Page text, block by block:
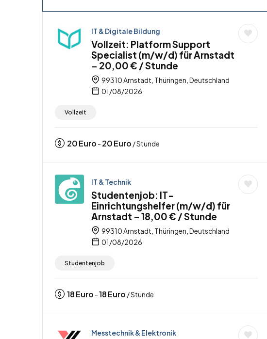
IT & Digitale Bildung
Vollzeit: Platform Support
Specialist (m/w/d) für Arnstadt
– 20,00 € / Stunde
99310 Arnstadt, Thüringen, Deutschland
01/08/2026
Vollzeit
20Euro - 20Euro / Stunde
IT & Technik
Studentenjob: IT-
Einrichtungshelfer (m/w/d) für
Arnstadt – 18,00 € / Stunde
99310 Arnstadt, Thüringen, Deutschland
01/08/2026
Studentenjob
18Euro -18Euro / Stunde
Messtechnik & Elektronik